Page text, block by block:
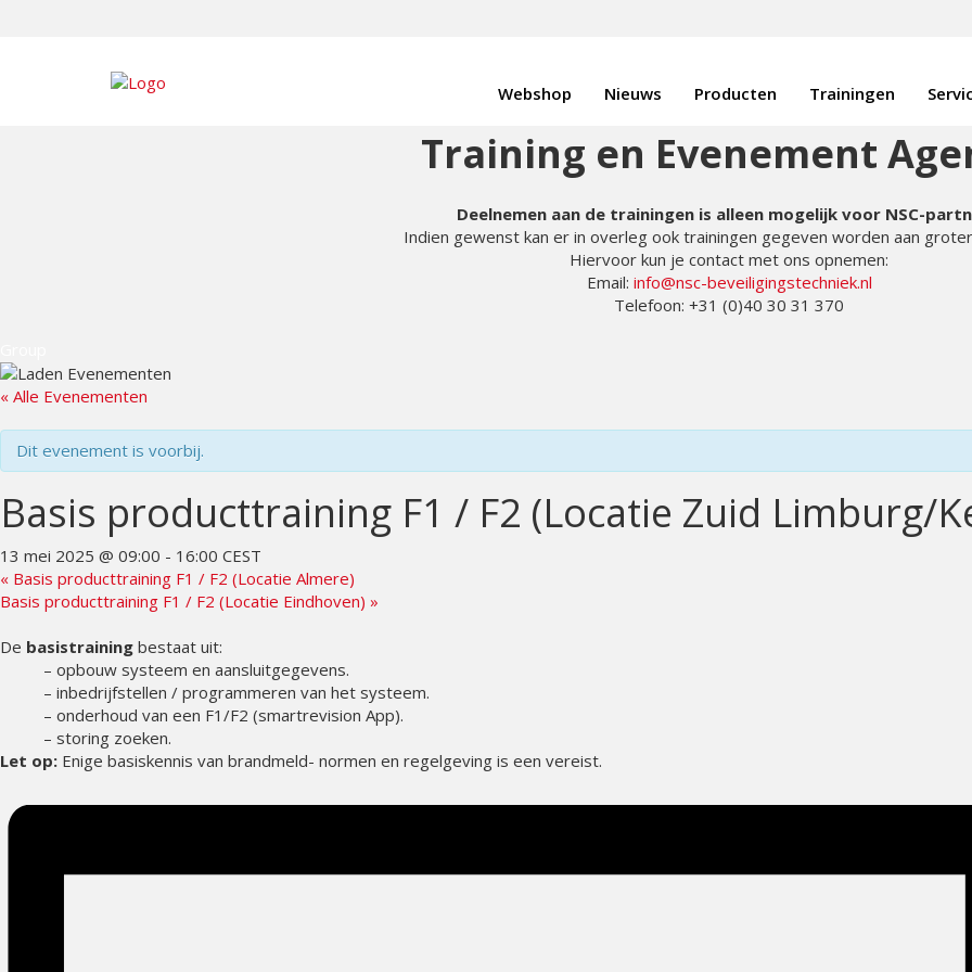
Webshop Nieuws Producten Trainingen
Training en Evenement
Deelnemen aan de trainingen is alleen mogelijk voor NSC-
Indien gewenst kan er in overleg ook trainingen gegeven worden aan
Hiervoor kun je contact met ons opnemen:
Email: info@nsc-beveiligingstechniek.nl
Telefoon: +31 (0)40 30 31 370
« Alle Evenementen
Dit evenement is voorbij.
Basis producttraining F1 / F2 (Locatie Zuid Limburg/
13 mei 2025 @ 09:00 - 16:00 CEST
« Basis producttraining F1 / F2 (Locatie Almere)
Basis producttraining F1 / F2 (Locatie Eindhoven) »
De basistraining bestaat uit:
– opbouw systeem en aansluitgegevens.
– inbedrijfstellen / programmeren van het systeem.
– onderhoud van een F1/F2 (smartrevision App).
– storing zoeken.
Let op: Enige basiskennis van brandmeld- normen en regelgeving is een vereist.